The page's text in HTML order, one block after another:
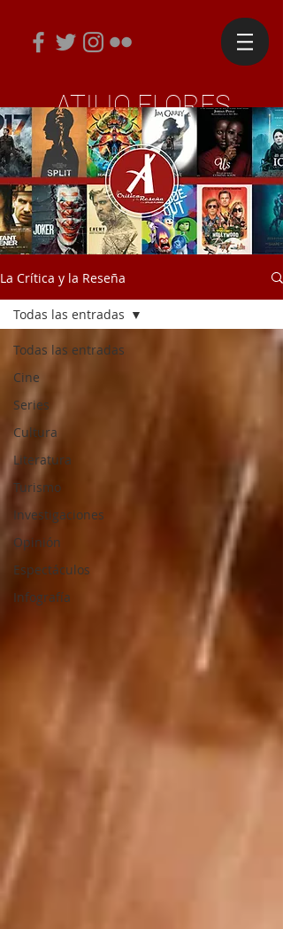
ATILIO FLORES
Periodista y Diseñador Editorial
La Crítica y la Reseña
Todas las entradas
Cine
Series
Cultura
Literatura
Turismo
Investigaciones
Opinión
Espectáculos
Infografía
Todas las entradas